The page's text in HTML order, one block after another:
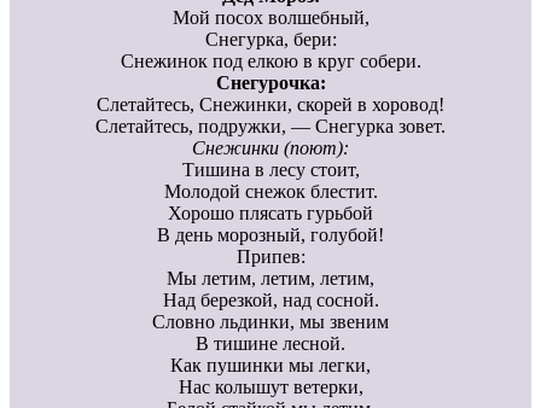
Мой посох волшебный,
Снегурка, бери:
Снежинок под елкою в круг собери.
Снегурочка:
Слетайтесь, Снежинки, скорей в хоровод!
Слетайтесь, подружки, — Снегурка зовет.
Снежинки (поют):
Тишина в лесу стоит,
Молодой снежок блестит.
Хорошо плясать гурьбой
В день морозный, голубой!
Припев:
Мы летим, летим, летим,
Над березкой, над сосной.
Словно льдинки, мы звеним
В тишине лесной.
Как пушинки мы легки,
Нас колышут ветерки,